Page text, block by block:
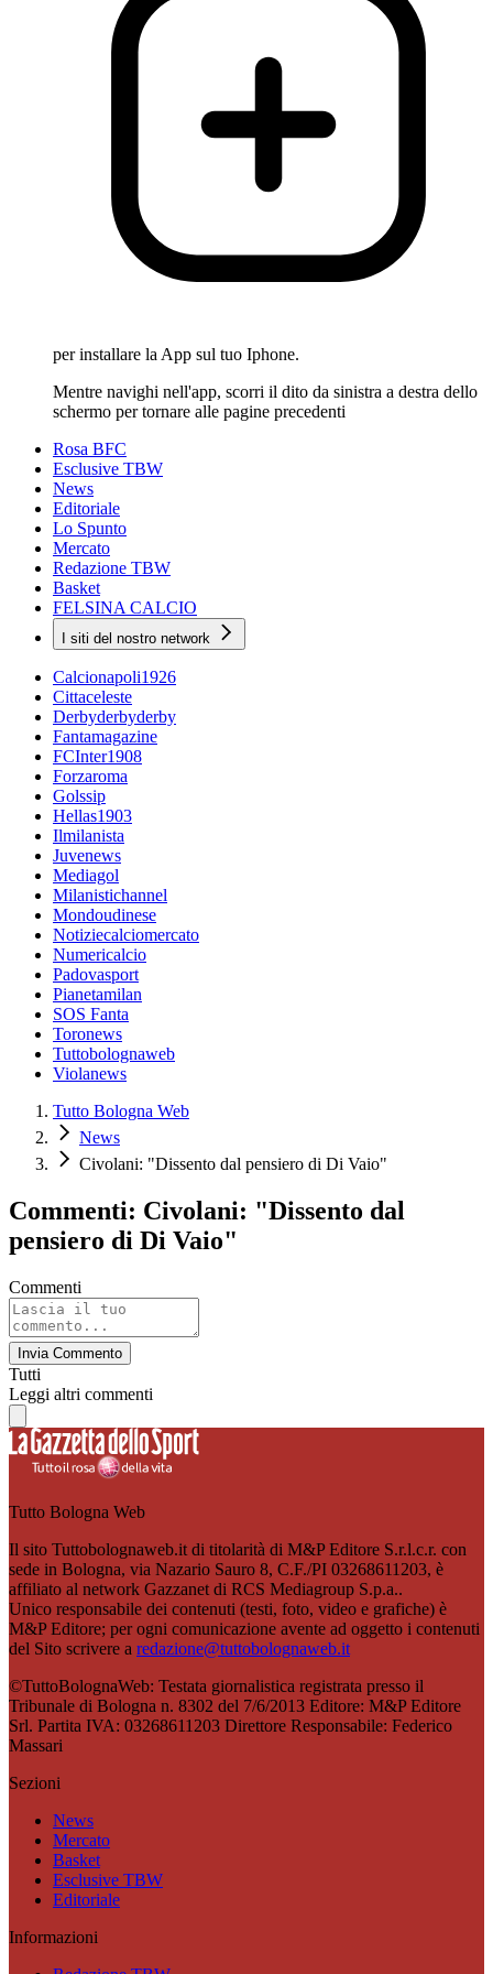
per installare la App sul tuo Iphone.
Mentre navighi nell'app, scorri il dito da sinistra a destra dello
schermo per tornare alle pagine precedenti
Rosa BFC
Esclusive TBW
News
Editoriale
Lo Spunto
Mercato
Redazione TBW
Basket
FELSINA CALCIO
I siti del nostro network
Calcionapoli1926
Cittaceleste
Derbyderbyderby
Fantamagazine
FCInter1908
Forzaroma
Golssip
Hellas1903
Ilmilanista
Juvenews
Mediagol
Milanistichannel
Mondoudinese
Notiziecalciomercato
Numericalcio
Padovasport
Pianetamilan
SOS Fanta
Toronews
Tuttobolognaweb
Violanews
Tutto Bologna Web
News
Civolani: "Dissento dal pensiero di Di Vaio"
Commenti: Civolani: "Dissento dal
pensiero di Di Vaio"
Commenti
Invia Commento
Tutti
Leggi altri commenti
Tutto Bologna Web
Il sito Tuttobolognaweb.it di titolarità di M&P Editore S.r.l.c.r. con
sede in Bologna, via Nazario Sauro 8, C.F./PI 03268611203, è
affiliato al network Gazzanet di RCS Mediagroup S.p.a..
Unico responsabile dei contenuti (testi, foto, video e grafiche) è
M&P Editore; per ogni comunicazione avente ad oggetto i contenuti
del Sito scrivere a redazione@tuttobolognaweb.it
©TuttoBolognaWeb: Testata giornalistica registrata presso il
Tribunale di Bologna n. 8302 del 7/6/2013 Editore: M&P Editore
Srl. Partita IVA: 03268611203 Direttore Responsabile: Federico
Massari
Sezioni
News
Mercato
Basket
Esclusive TBW
Editoriale
Informazioni